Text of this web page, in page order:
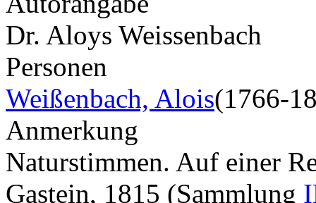
Dr. Aloys Weissenbach
Personen
Weißenbach, Alois(1766-
Anmerkung
Naturstimmen. Auf einer
Gastein, 1815 (Sammlung